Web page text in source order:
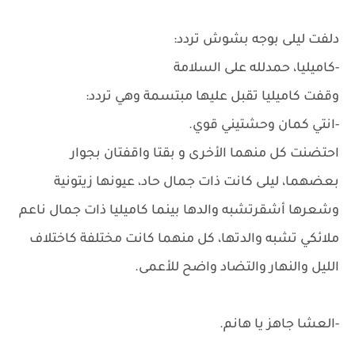
دلفت ليلى بوجه بشوش تردد:
-كاميليا، حمدلله على السلامة
وقفت كاميليا تقبل عليها مبتسمة وهي تردد:
-انتي كمان وحشتيني قوي.
احتضنت كل منهما الأخرى و بقتا واقفتان بجوار
بعضهما، ليلى كانت ذات جمال حاد، عيونها زيتونية
وشعرها أشقرتشبه والدها بينما كاميليا ذات جمال ناعم
ملائكي تشبه والدتها، كل منهما كانت مختلفة كاختلاف
الليل والنهار والتضاد واضح للأعمى.
-العشا جاهز يا هانم.